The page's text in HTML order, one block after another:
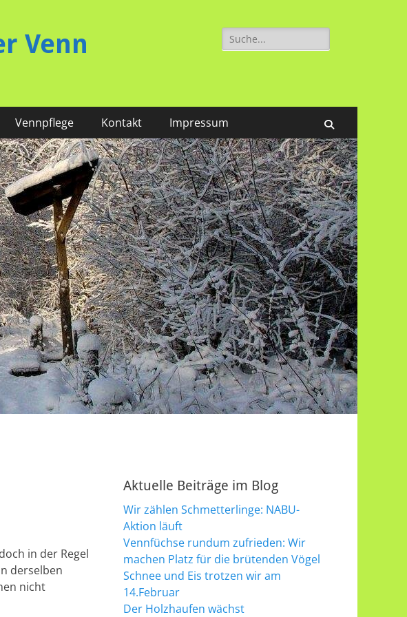
Venn
Suchen
nach:
Vennpflege Kontakt Impressum
in der Regel
derselben
nicht
Aktuelle Beiträge im Blog
Wir zählen Schmetterlinge: NABU-
Aktion läuft
Vennfüchse rundum zufrieden: Wir
machen Platz für die brütenden Vögel
Schnee und Eis trotzen wir am
14.Februar
Der Holzhaufen wächst